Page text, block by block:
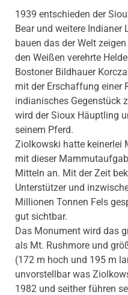
1939 entschieden der
Bear und weitere Indianer
bauen das der Welt
den Weißen verehrte
Bostoner Bildhauer
mit der Erschaffung einer
indianisches Gegenstück
wird der Sioux Häuptling
seinem Pferd.
Ziolkowski hatte keinerlei
mit dieser
Mitteln an. Mit der Zeit
Unterstützer und
Millionen Tonnen Fels
gut sichtbar.
Das Monument wird das
als Mt. Rushmore und
(172 m hoch und 195 m
unvorstellbar was
1982 und seither führen